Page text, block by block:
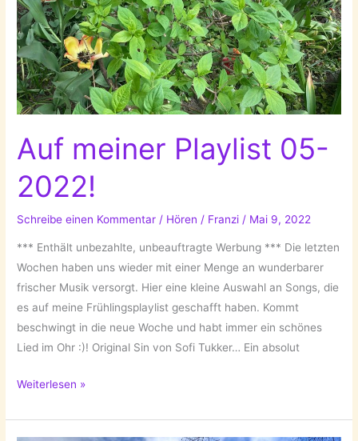
Auf meiner Playlist 05-
2022!
Schreibe einen Kommentar / Hören / Franzi / Mai 9, 2022
*** Enthält unbezahlte, unbeauftragte Werbung *** Die letzten
Wochen haben uns wieder mit einer Menge an wunderbarer
frischer Musik versorgt. Hier eine kleine Auswahl an Songs, die
es auf meine Frühlingsplaylist geschafft haben. Kommt
beschwingt in die neue Woche und habt immer ein schönes
Lied im Ohr :)! Original Sin von Sofi Tukker… Ein absolut
Auf
Playlist
Weiterlesen »